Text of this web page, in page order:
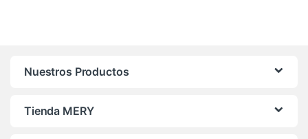
Nuestros Productos
Tienda MERY